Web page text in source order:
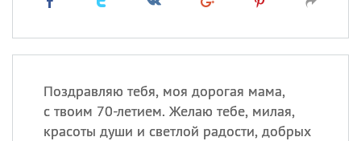
Поздравляю тебя, моя дорогая мама,
с твоим 70-летием. Желаю тебе, милая,
красоты души и светлой радости, добрых